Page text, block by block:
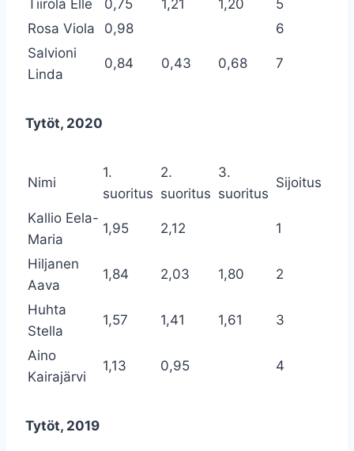
Tiirola Elle 0,75 1,21 1,20
5
Rosa Viola
0,98
6
Salvioni
Linda
0,84 0,43 0,68 7
Tytöt, 2020
Nimi
1.
suoritus
2.
suoritus
3.
suoritus
Sijoitus
Kallio Eela-
Maria
1,95 2,12 1
Hiljanen
Aava
1,84 2,03 1,80 2
Huhta
Stella
1,57 1,41 1,61 3
Aino
Kairajärvi
1,13 0,95 4
Tytöt, 2019